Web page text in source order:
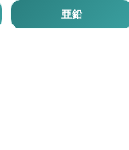
亜鉛